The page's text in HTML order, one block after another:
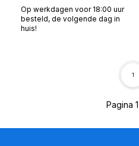
Op werkdagen voor 18:00 uur
besteld, de volgende dag in
huis!
Pagina
1